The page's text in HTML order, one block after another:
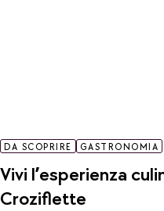
DA SCOPRIRE GASTRONOMIA
Vivi l’esperienza
Croziflette